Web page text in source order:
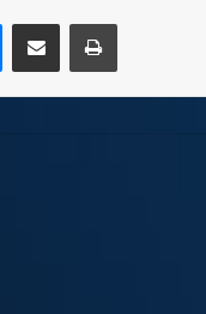
MessengerCompartir por correo electrónicoImprimir